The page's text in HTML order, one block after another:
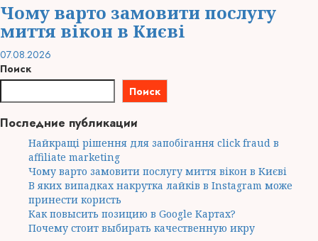
Чому варто замовити послугу
миття вікон в Києві
07.08.2026
Поиск
Поиск
Последние публикации
Найкращі рішення для запобігання click fraud в
affiliate marketing
Чому варто замовити послугу миття вікон в Києві
В яких випадках накрутка лайків в Instagram може
принести користь
Как повысить позицию в Google Картах?
Почему стоит выбирать качественную икру